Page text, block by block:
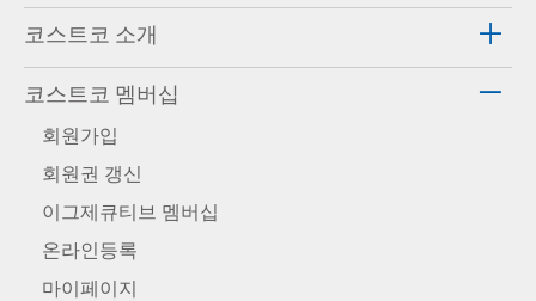
코스트코 소개
코스트코 멤버십
회원가입
회원권 갱신
이그제큐티브 멤버십
온라인등록
마이페이지